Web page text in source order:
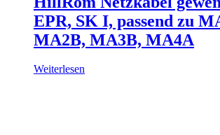
EPR, SK I, passend zu
MA2B, MA3B, MA4A
Weiterlesen